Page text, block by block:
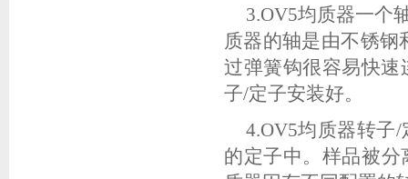
3.OV5均质器一个
质器的轴是由不锈钢
过弹簧钩很容易快
子/定子安装好。
4.OV5均质器转子/
的定子中。样品被